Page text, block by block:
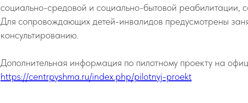
социально-средовой и социально-бытовой реабилитации,
Для сопровождающих детей-инвалидов предусмотрены
консультированию.
Дополнительная информация по пилотному проекту на
https://centrpyshma.ru/index.php/pilotnyj-proekt